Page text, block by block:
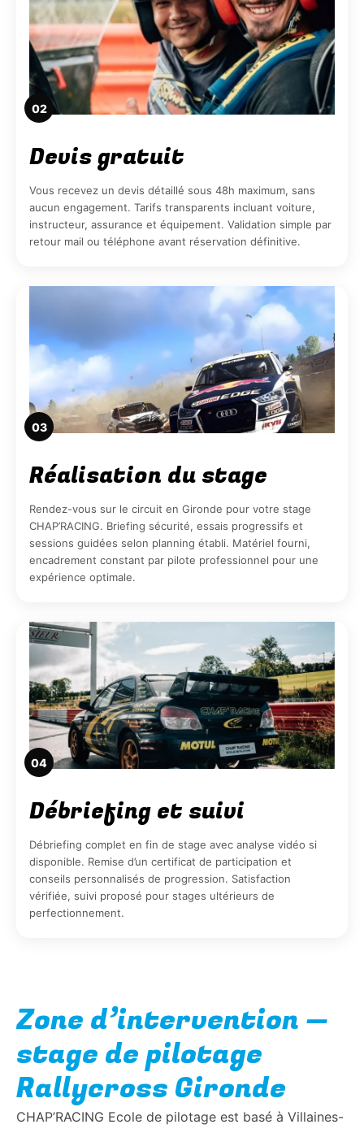
02
Devis gratuit
Vous recevez un devis détaillé sous 48h maximum, sans
aucun engagement. Tarifs transparents incluant voiture,
instructeur, assurance et équipement. Validation simple par
retour mail ou téléphone avant réservation définitive.
03
Réalisation du stage
Rendez-vous sur le circuit en Gironde pour votre stage
CHAP’RACING. Briefing sécurité, essais progressifs et
sessions guidées selon planning établi. Matériel fourni,
encadrement constant par pilote professionnel pour une
expérience optimale.
04
Débriefing et suivi
Débriefing complet en fin de stage avec analyse vidéo si
disponible. Remise d’un certificat de participation et
conseils personnalisés de progression. Satisfaction
vérifiée, suivi proposé pour stages ultérieurs de
perfectionnement.
Zone d’intervention —
stage de pilotage
Rallycross Gironde
CHAP’RACING Ecole de pilotage est basé à Villaines-